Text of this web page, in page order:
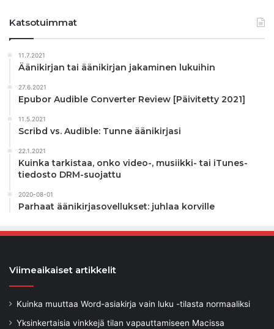
Katsotuimmat
11.7.2021
Äänikirjan tai äänikirjan jakaminen lukuihin
27.6.2021
Epubor Audible Converter Review [Päivitetty 2021]
11.5.2021
Scribd vs. Audible: Tunne äänikirjasi
22.1.2021
Kuinka tarkistaa, onko video-, musiikki- tai iTunes-
tiedosto DRM-suojattu
2020-08-01
Parhaat äänikirjasovellukset: juhlaa korville
Viimeaikaiset artikkelit
Kuinka muuttaa Word-asiakirja vain luku -tilasta normaaliksi
Yksinkertaisia ​​vinkkejä tilan vapauttamiseen Macissa